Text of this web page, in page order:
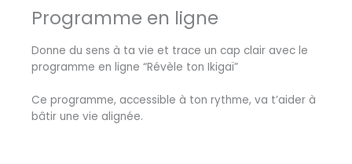
Programme en ligne
Donne du sens à ta vie et trace un cap clair avec le
programme en ligne “Révèle ton Ikigaï”
Ce programme, accessible à ton rythme, va t’aider à
bâtir une vie alignée.